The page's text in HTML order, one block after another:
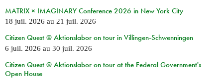
MATRIX × IMAGINARY Conference 2026 in New York City
18 juil. 2026 au 21 juil. 2026
Citizen Quest @ Aktionslabor on tour in Villingen-Schwenningen
6 juil. 2026 au 30 juil. 2026
Citizen Quest @ Aktionslabor on tour at the Federal Government's
Open House